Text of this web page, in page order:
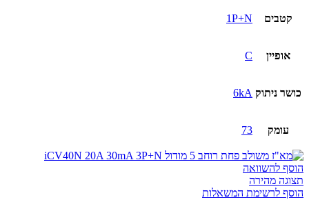
קטבים 1P+N
אופיין C
כושר ניתוק 6kA
עומק 73
הוסף להשוואה
תצוגה מהירה
הוסף לרשימת המשאלות